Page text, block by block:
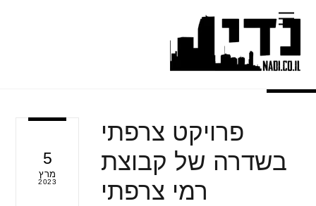
content
Menu
5
מרץ
2023
פרויקט צרפתי
בשדרה של קבוצת
רמי צרפתי